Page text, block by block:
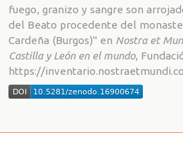
fuego, granizo y sangre son
del Beato procedente del
Cardeña (Burgos)" en Nostra et
Castilla y León en el mundo,
https://